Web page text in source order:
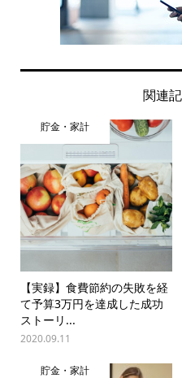
関連
貯金・家計
【実録】食費節約の失敗を経
て予算3万円を達成した成功
ストーリ...
2020.09.11
貯金・家計